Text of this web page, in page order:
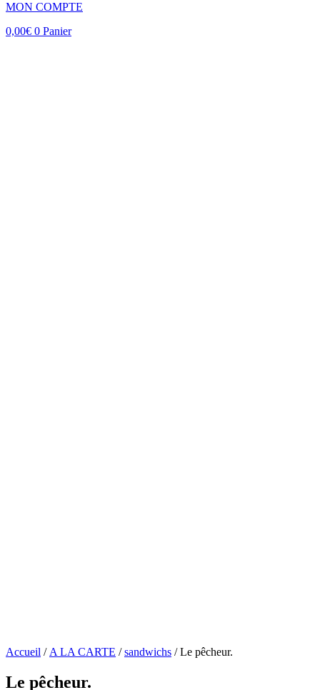
MON COMPTE
0,00€ 0 Panier
Accueil / A LA CARTE /sandwichs / Le pêcheur.
Le pêcheur.